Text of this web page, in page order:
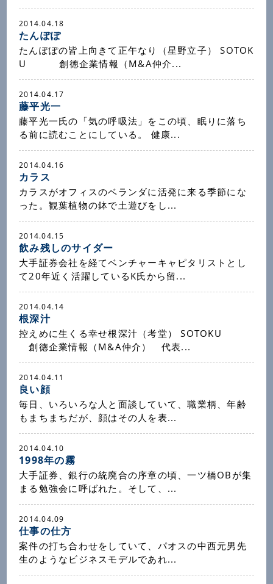
2014.04.18
たんぽぽ
たんぽぽの皆上向きて正午なり（星野立子） SOTOK
U 創徳企業情報（M&A仲介...
2014.04.17
藤平光一
藤平光一氏の「気の呼吸法」をこの頃、眠りに落ち
る前に読むことにしている。 健康...
2014.04.16
カラス
カラスがオフィスのベランダに活発に来る季節にな
った。観葉植物の鉢で土遊びをし...
2014.04.15
飲み残しのサイダー
大手証券会社を経てベンチャーキャピタリストとし
て20年近く活躍しているK氏から留...
2014.04.14
根深汁
控えめに生くる幸せ根深汁（考堂） SOTOKU
創徳企業情報（M&A仲介） 代表...
2014.04.11
良い顔
毎日、いろいろな人と面談していて、職業柄、年齢
もまちまちだが、顔はその人を表...
2014.04.10
1998年の霧
大手証券、銀行の統廃合の序章の頃、一ツ橋OBが集
まる勉強会に呼ばれた。そして、...
2014.04.09
仕事の仕方
案件の打ち合わせをしていて、パオスの中西元男先
生のようなビジネスモデルであれ...